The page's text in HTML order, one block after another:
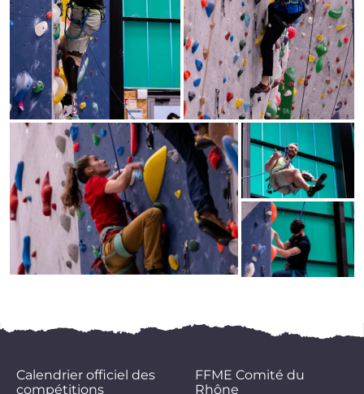
Calendrier officiel des
compétitions
FFME Comité du
Rhône